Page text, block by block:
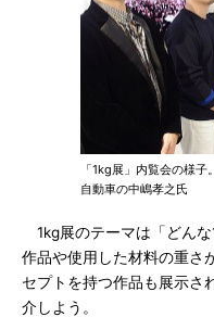
「1kg展」内覧会の様
自動車の中嶋孝之氏
1kg展のテーマは「どんな
作品や使用した材料の重さ
セプトを持つ作品も展示さ
介しよう。